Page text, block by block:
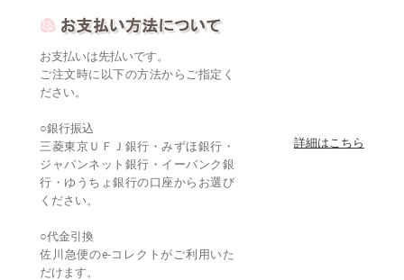
お支払いは先払いです。
ご注文時に以下の方法からご指定く
ださい。
○銀行振込
三菱東京ＵＦＪ銀行・みずほ銀行・
ジャパンネット銀行・イーバンク銀
行・ゆうちょ銀行の口座からお選び
ください。
○代金引換
佐川急便のe-コレクトがご利用いた
だけます。
詳細はこちら